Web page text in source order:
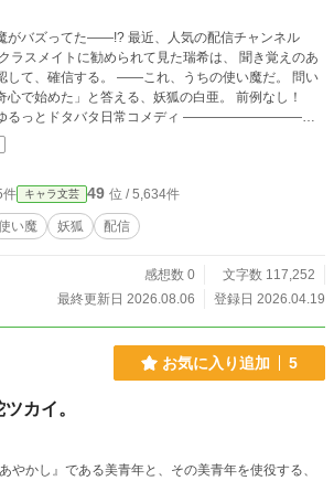
最近、人気の配信チャンネル
ラスメイトに勧められて見た瑞希は、 聞き覚えのあ
これ、うちの使い魔だ。 問い
めた」と答える、妖狐の白亜。 前例なし！
ドタバタ日常コメディ ――――――――――
みそのう みずき） 鎹杜
女子高生。 知らない間にが動画配信をしていて、
杜神社の使い魔・妖狐
ンネル』で雑談配信をして、広告収入はもらえるくら
も、料理動画で手だけ出演している。
件 キャラ文芸 49 位 / 5,634件
い魔 妖狐 配信
感想数 0
文字数 117,252
最終更新日 2026.08.06
登録日 2026.04.19
お気に入り追加 5
カイ。
やかし』である美青年と、その美青年を使役する、